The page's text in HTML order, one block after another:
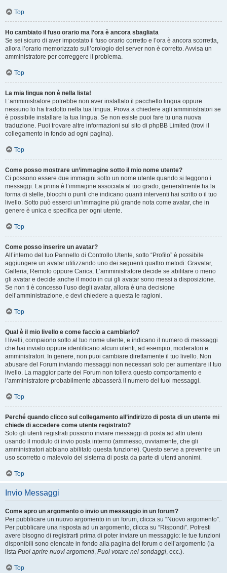
Top
Ho cambiato il fuso orario ma l’ora è ancora sbagliata
Se sei sicuro di aver impostato il fuso orario corretto e l’ora è ancora scorretta,
allora l’orario memorizzato sull’orologio del server non è corretto. Avvisa un
amministratore per correggere il problema.
Top
La mia lingua non è nella lista!
L’amministratore potrebbe non aver installato il pacchetto lingua oppure
nessuno lo ha tradotto nella tua lingua. Prova a chiedere agli amministratori se
è possibile installare la tua lingua. Se non esiste puoi fare tu una nuova
traduzione. Puoi trovare altre informazioni sul sito di phpBB Limited (trovi il
collegamento in fondo ad ogni pagina).
Top
Come posso mostrare un’immagine sotto il mio nome utente?
Ci possono essere due immagini sotto un nome utente quando si leggono i
messaggi. La prima è l’immagine associata al tuo grado, generalmente ha la
forma di stelle, blocchi o punti che indicano quanti interventi hai scritto o il tuo
livello. Sotto può esserci un’immagine più grande nota come avatar, che in
genere è unica e specifica per ogni utente.
Top
Come posso inserire un avatar?
All’interno del tuo Pannello di Controllo Utente, sotto “Profilo” è possibile
aggiungere un avatar utilizzando uno dei seguenti quattro metodi: Gravatar,
Galleria, Remoto oppure Carica. L’amministratore decide se abilitare o meno
gli avatar e decide anche il modo in cui gli avatar sono messi a disposizione.
Se non ti è concesso l’uso degli avatar, allora è una decisione
dell’amministrazione, e devi chiedere a questa le ragioni.
Top
Qual è il mio livello e come faccio a cambiarlo?
I livelli, compaiono sotto al tuo nome utente, e indicano il numero di messaggi
che hai inviato oppure identificano alcuni utenti, ad esempio, moderatori e
amministratori. In genere, non puoi cambiare direttamente il tuo livello. Non
abusare del Forum inviando messaggi non necessari solo per aumentare il tuo
livello. La maggior parte dei Forum non tollera questo comportamento e
l’amministratore probabilmente abbasserà il numero dei tuoi messaggi.
Top
Perché quando clicco sul collegamento all’indirizzo di posta di un utente mi
chiede di accedere come utente registrato?
Solo gli utenti registrati possono inviare messaggi di posta ad altri utenti
usando il modulo di invio posta interno (ammesso, ovviamente, che gli
amministratori abbiano abilitato questa funzione). Questo serve a prevenire un
uso scorretto o malevolo del sistema di posta da parte di utenti anonimi.
Top
Invio Messaggi
Come apro un argomento o invio un messaggio in un forum?
Per pubblicare un nuovo argomento in un forum, clicca su “Nuovo argomento”.
Per pubblicare una risposta ad un argomento, clicca su “Rispondi”. Potresti
avere bisogno di registrarti prima di poter inviare un messaggio: le tue funzioni
disponibili sono elencate in fondo alla pagina del forum o dell’argomento (la
lista Puoi aprire nuovi argomenti, Puoi votare nei sondaggi, ecc.).
Top